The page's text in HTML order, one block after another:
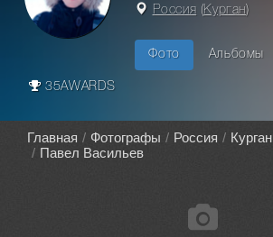
Россия (Курган)
Фото Альбомы
35AWARDS
Главная Фотографы Россия
Курган
Павел Васильев